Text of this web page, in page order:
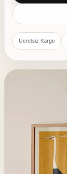
Ücretsiz Kargo